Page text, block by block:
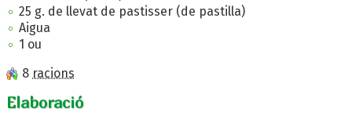
25 g. de llevat de pastisser (de pastilla)
Aigua
1 ou
8 racions
Elaboració